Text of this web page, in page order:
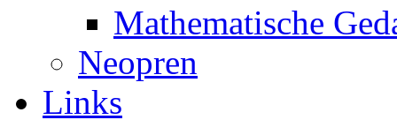
Mathematische
Neopren
Links